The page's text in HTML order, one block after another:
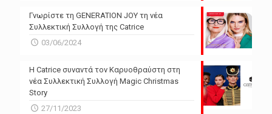
Γνωρίστε τη GENERATION JOY τη νέα
Συλλεκτική Συλλογή της Catrice
03/06/2024
Η Catrice συναντά τον Καρυοθραύστη στη
νέα Συλλεκτική Συλλογή Magic Christmas
Story
27/11/2023